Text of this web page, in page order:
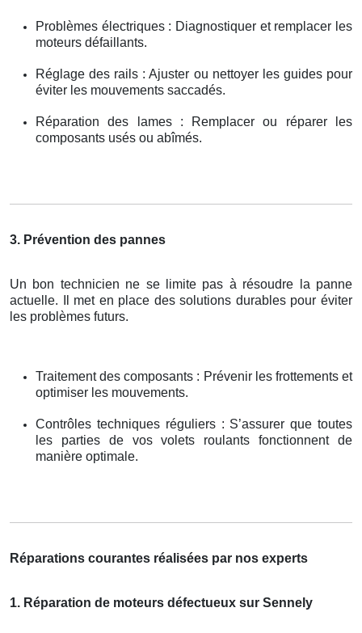
Problèmes électriques : Diagnostiquer et remplacer les
moteurs défaillants.
Réglage des rails : Ajuster ou nettoyer les guides pour
éviter les mouvements saccadés.
Réparation des lames : Remplacer ou réparer les
composants usés ou abîmés.
3. Prévention des pannes
Un bon technicien ne se limite pas à résoudre la panne
actuelle. Il met en place des solutions durables pour éviter
les problèmes futurs.
Traitement des composants : Prévenir les frottements et
optimiser les mouvements.
Contrôles techniques réguliers : S’assurer que toutes
les parties de vos volets roulants fonctionnent de
manière optimale.
Réparations courantes réalisées par nos experts
1. Réparation de moteurs défectueux sur Sennely